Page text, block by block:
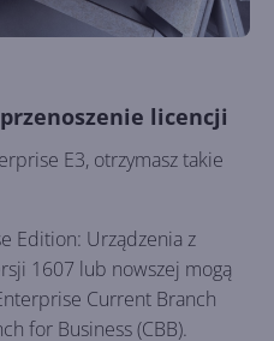
licencji
E3, otrzymasz takie
Edition: Urządzenia z
1607 lub nowszej mogą
Current Branch
for Business (CBB).